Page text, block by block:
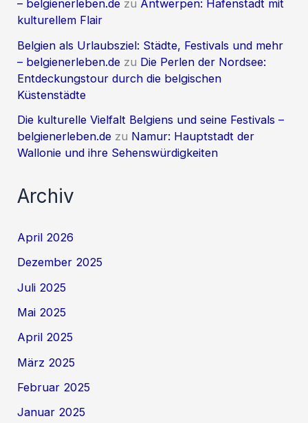
– belgienerleben.de zu Antwerpen: Hafenstadt mit
kulturellem Flair
Belgien als Urlaubsziel: Städte, Festivals und mehr
– belgienerleben.de zu Die Perlen der Nordsee:
Entdeckungstour durch die belgischen
Küstenstädte
Die kulturelle Vielfalt Belgiens und seine Festivals –
belgienerleben.de zu Namur: Hauptstadt der
Wallonie und ihre Sehenswürdigkeiten
Archiv
April 2026
Dezember 2025
Juli 2025
Mai 2025
April 2025
März 2025
Februar 2025
Januar 2025